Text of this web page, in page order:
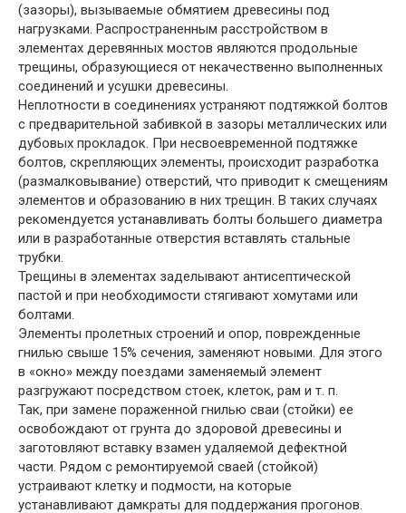
(зазоры), вызываемые обмятием древесины под
нагрузками. Распространенным расстройством в
элементах деревянных мостов являются продольные
трещины, образующиеся от некачественно выполненных
соединений и усушки древесины.
Неплотности в соединениях устраняют подтяжкой болтов
с предварительной забивкой в зазоры металлических или
дубовых прокладок. При несвоевременной подтяжке
болтов, скрепляющих элементы, происходит разработка
(размалковывание) отверстий, что приводит к смещениям
элементов и образованию в них трещин. В таких случаях
рекомендуется устанавливать болты большего диаметра
или в разработанные отверстия вставлять стальные
трубки.
Трещины в элементах заделывают антисептической
пастой и при необходимости стягивают хомутами или
болтами.
Элементы пролетных строений и опор, поврежденные
гнилью свыше 15% сечения, заменяют новыми. Для этого
в «окно» между поездами заменяемый элемент
разгружают посредством стоек, клеток, рам и т. п.
Так, при замене пораженной гнилью сваи (стойки) ее
освобождают от грунта до здоровой древесины и
заготовляют вставку взамен удаляемой дефектной
части. Рядом с ремонтируемой сваей (стойкой)
устраивают клетку и подмости, на которые
устанавливают дамкраты для поддержания прогонов.